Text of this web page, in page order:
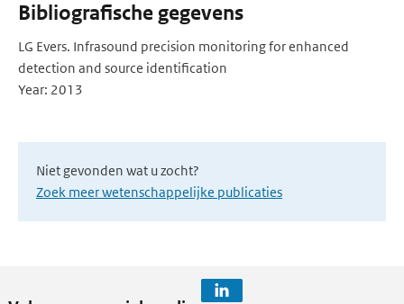
Bibliografische gegevens
LG Evers. Infrasound precision monitoring for enhanced
detection and source identification
Year: 2013
Niet gevonden wat u zocht?
Zoek meer wetenschappelijke publicaties